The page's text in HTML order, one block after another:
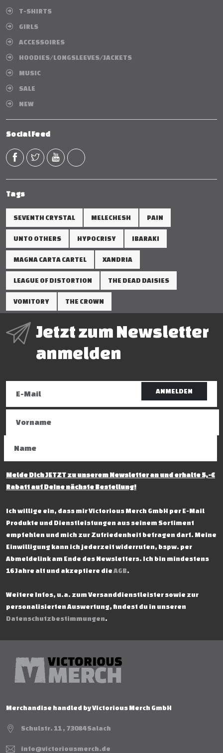
T-SHIRTS
GIRLS
ACCESSOIRES
HOODIES/LONGSLEEVES/JACKETS
MUSIC
SALE
NEW
Social Feed
Tags
SEVENTH CRYSTAL MELECHESH PAIN
UNTO OTHERS HYPOCRISY IBARAKI
MAGNA CARTA CARTEL XANDRIA
LEAGUE OF DISTORTION THE DEAD DAISIES
VOMITORY THE CROWN
Jetzt zum Newsletter
anmelden
ANMELDEN
Melde Dich JETZT zu unserem Newsletter an und erhalte 5,-€
Rabatt auf Deine nächste Bestellung!
Ich willige ein, dass mir Victorious Merch GmbH per E-Mail
Produkte und Dienstleistungen aus seinem Sortiment
empfehlen und mich zur Zufriedenheit befragen darf. Meine
Einwilligung kann ich jederzeit widerrufen, bspw. per
Abmeldelink am Ende des Newsletters. Ich bin mindestens
16 Jahre alt und akzeptiere die AGB.
Weitere Infos, u.a. zum Versanddienstleister sowie zur
personalisierten Auswertung, findest du in unseren
Datenschutzbestimmungen.
Merchandise handled by Victorious Merch GmbH
Schulstr. 11 , 73084 Salach
info@victoriousmerch.de